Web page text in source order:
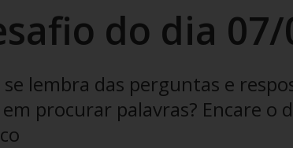
do dia
se lembra das perguntas e
procurar palavras? Encare o